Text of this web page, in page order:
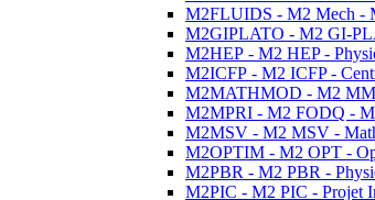
M2FLUIDS - M2 Mech -
M2GIPLATO - M2 GI-
M2HEP - M2 HEP -
M2ICFP - M2 ICFP -
M2MATHMOD - M2 MM
M2MPRI - M2 FODQ -
M2MSV - M2 MSV -
M2OPTIM - M2 OPT -
M2PBR - M2 PBR -
M2PIC - M2 PIC - Projet